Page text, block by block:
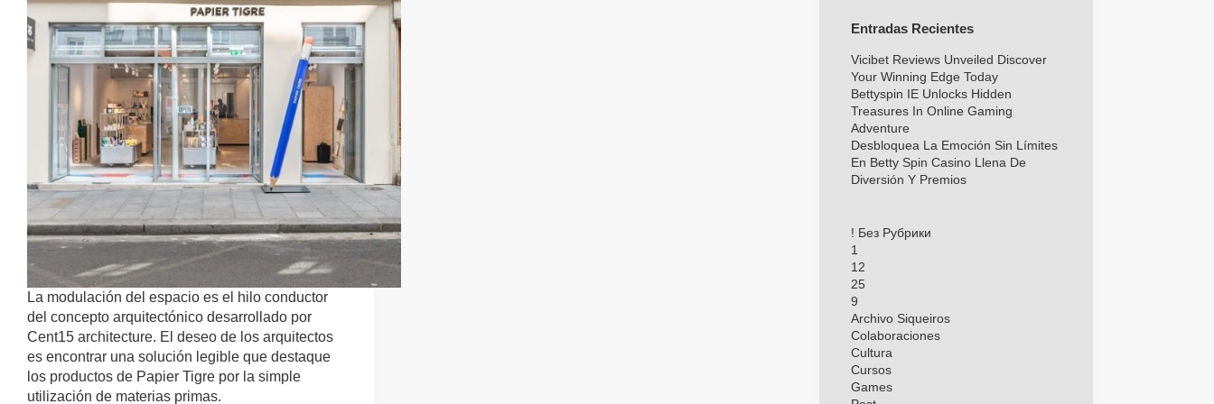
La modulación del espacio es el hilo conductor
del concepto arquitectónico desarrollado por
Cent15 architecture. El deseo de los arquitectos
es encontrar una solución legible que destaque
los productos de Papier Tigre por la simple
utilización de materias primas.
Entradas Recientes
Vicibet Reviews Unveiled Discover
Your Winning Edge Today
Bettyspin IE Unlocks Hidden
Treasures In Online Gaming
Adventure
Desbloquea La Emoción Sin Límites
En Betty Spin Casino Llena De
Diversión Y Premios
! Без Рубрики
1
12
25
9
Archivo Siqueiros
Colaboraciones
Cultura
Cursos
Games